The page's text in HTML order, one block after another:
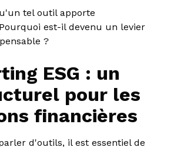
tel outil apporte
est-il devenu un levier
?
ESG : un
pour les
financières
d'outils, il est essentiel de